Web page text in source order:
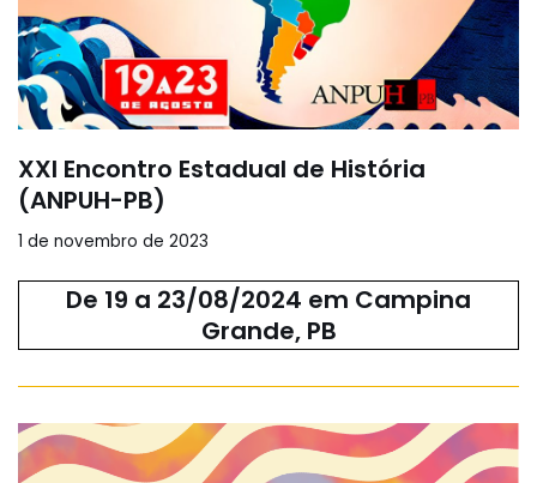
XXI Encontro Estadual de História
(ANPUH-PB)
1 de novembro de 2023
De 19 a 23/08/2024 em Campina
Grande, PB